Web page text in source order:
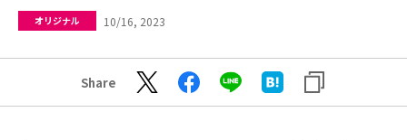
オリジナル 10/16, 2023
Share